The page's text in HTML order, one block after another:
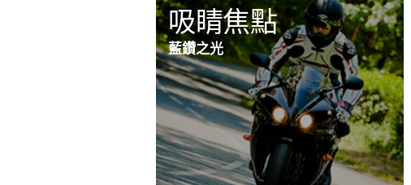
吸睛焦點
藍鑽之光